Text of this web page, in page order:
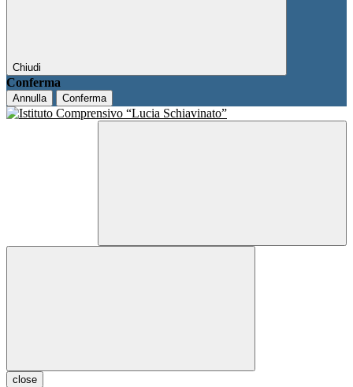
Chiudi
Conferma
Annulla Conferma
close